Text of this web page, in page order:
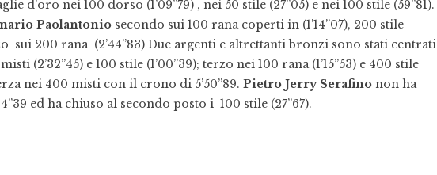
d’oro nei 100 dorso (1’09”79) , nei 50 stile (27”05) e nei 100 stile (59”81).
Paolantonio secondo sui 100 rana coperti in (1’14”07), 200 stile
sui 200 rana (2’44”83) Due argenti e altrettanti bronzi sono stati centrati
(2’32”45) e 100 stile (1’00”39); terzo nei 100 rana (1’15”53) e 400 stile
nei 400 misti con il crono di 5’50”89. Pietro Jerry Serafino non ha
ed ha chiuso al secondo posto i 100 stile (27”67).